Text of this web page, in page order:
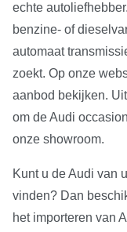
echte
benzine- of
automaat
zoekt. Op onze
aanbod bekijken.
om de Audi
onze showroom.
Kunt u de Audi van
vinden? Dan
het importeren van